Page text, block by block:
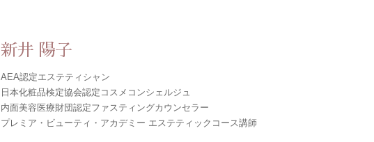
新井 陽子
AEA認定エステティシャン
日本化粧品検定協会認定コスメコンシェルジュ
内面美容医療財団認定ファスティングカウンセラー
プレミア・ビューティ・アカデミー エステティックコース講師